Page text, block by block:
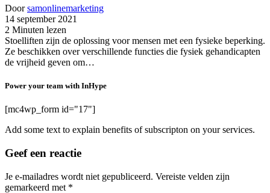
Doorsamonlinemarketing
14 september 2021
2 Minuten lezen
Stoelliften zijn de oplossing voor mensen met een fysieke beperking.
Ze beschikken over verschillende functies die fysiek gehandicapten
de vrijheid geven om…
Power your team with InHype
[mc4wp_form id="17"]
Add some text to explain benefits of subscripton on your services.
Geef een reactie
Je e-mailadres wordt niet gepubliceerd. Vereiste velden zijn
gemarkeerd met *